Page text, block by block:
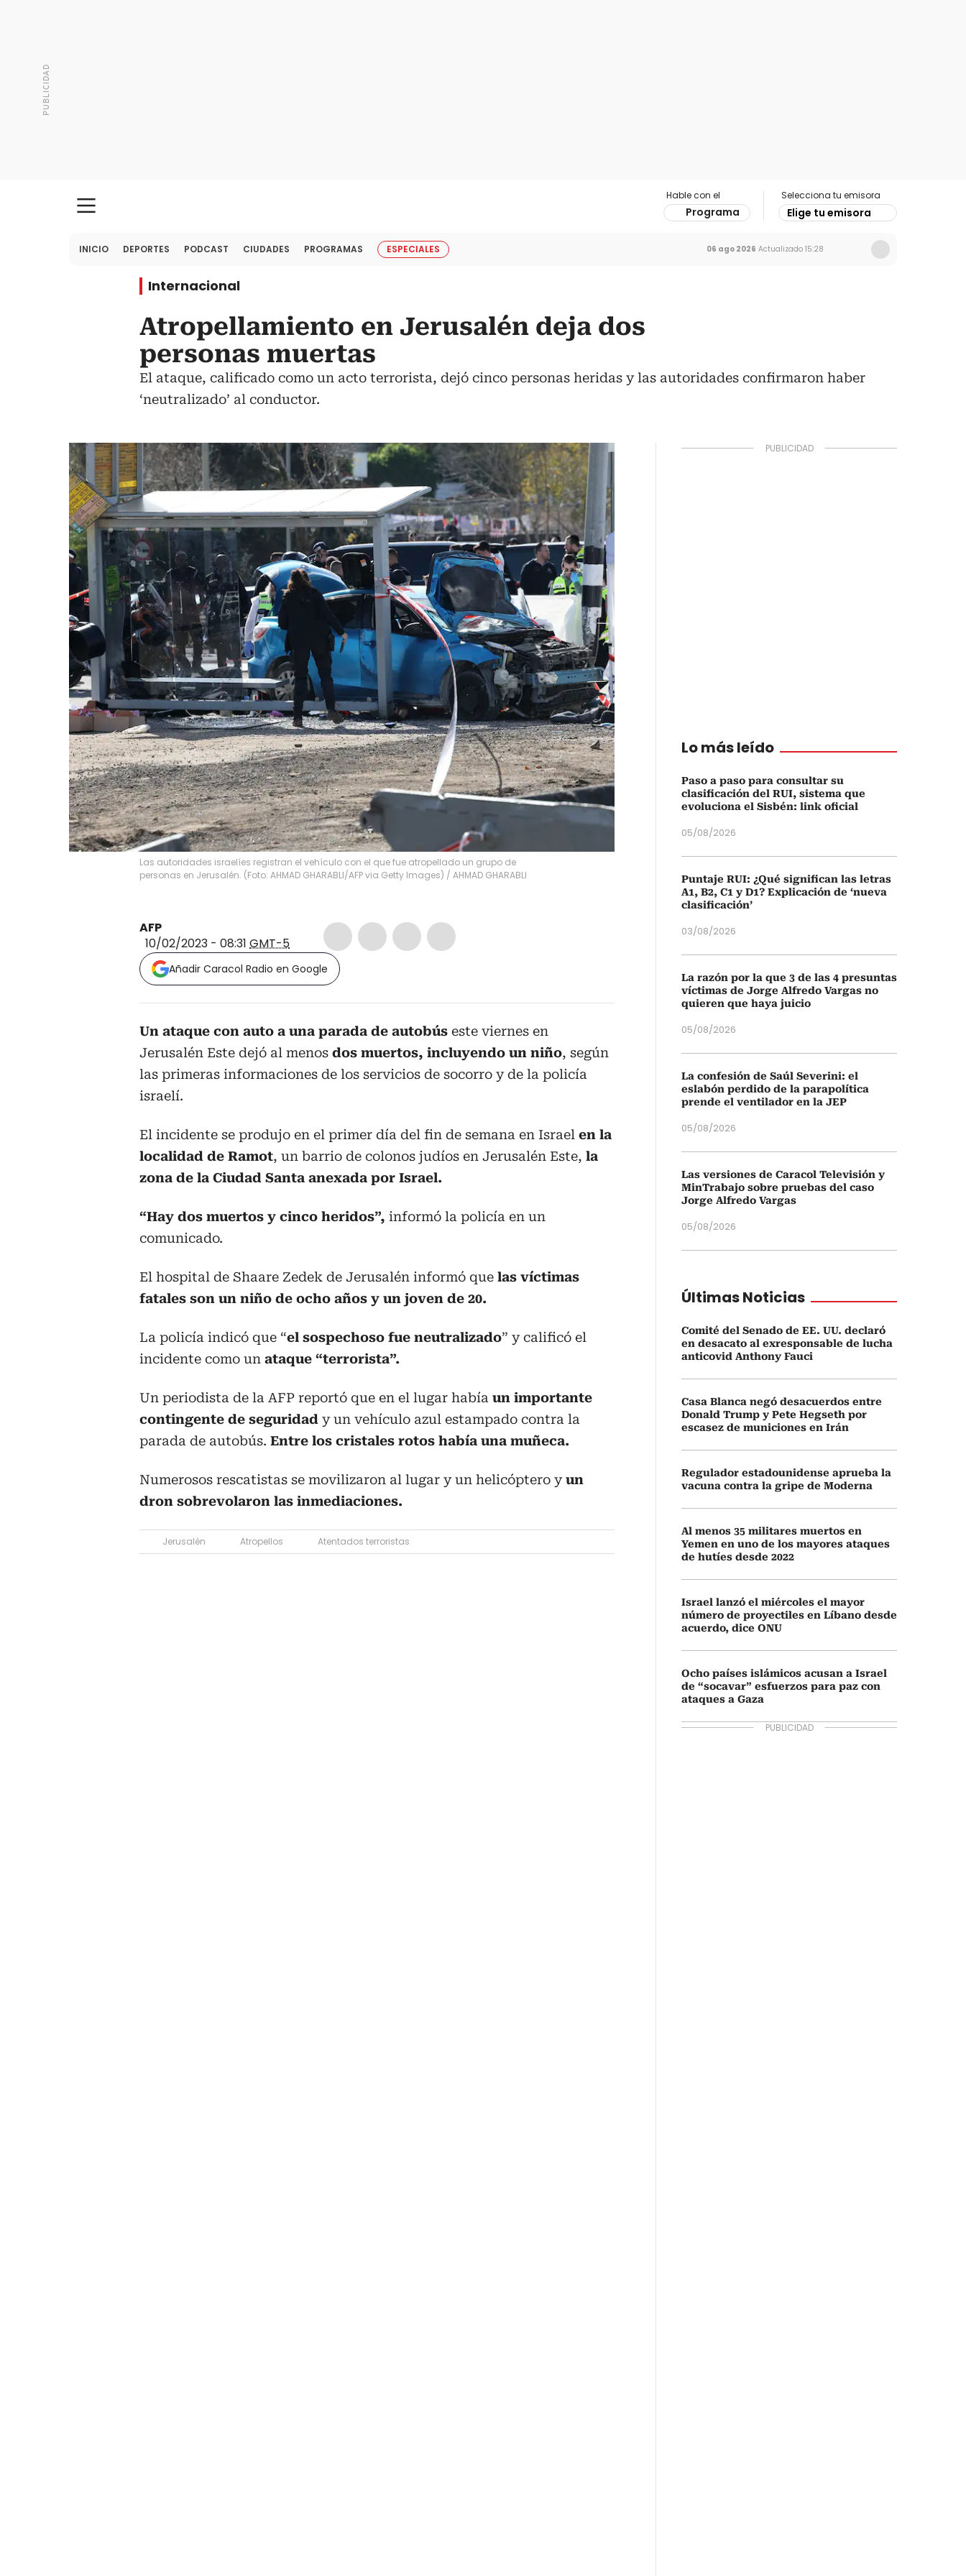
Hable con el
Programa
Selecciona tu emisora
Elige tu emisora
INICIO DEPORTES PODCAST CIUDADES PROGRAMAS ESPECIALES 06 ago 2026 Actualizado 15:28
Internacional
Atropellamiento en Jerusalén deja dos
personas muertas
El ataque, calificado como un acto terrorista, dejó cinco personas heridas y las autoridades confirmaron haber
‘neutralizado’ al conductor.
Las autoridades israelíes registran el vehículo con el que fue atropellado un grupo de
personas en Jerusalén. (Foto: AHMAD GHARABLI/AFP via Getty Images) / AHMAD GHARABLI
AFP
10/02/2023 - 08:31 GMT-5
Añadir Caracol Radio en Google
Un ataque con auto a una parada de autobús este viernes en
Jerusalén Este dejó al menos dos muertos, incluyendo un niño, según
las primeras informaciones de los servicios de socorro y de la policía
israelí.
El incidente se produjo en el primer día del fin de semana en Israel en la
localidad de Ramot, un barrio de colonos judíos en Jerusalén Este, la
zona de la Ciudad Santa anexada por Israel.
“Hay dos muertos y cinco heridos”, informó la policía en un
comunicado.
El hospital de Shaare Zedek de Jerusalén informó que las víctimas
fatales son un niño de ocho años y un joven de 20.
La policía indicó que “el sospechoso fue neutralizado” y calificó el
incidente como un ataque “terrorista”.
Un periodista de la AFP reportó que en el lugar había un importante
contingente de seguridad y un vehículo azul estampado contra la
parada de autobús. Entre los cristales rotos había una muñeca.
Numerosos rescatistas se movilizaron al lugar y un helicóptero yun
dron sobrevolaron las inmediaciones.
Jerusalén Atropellos Atentados terroristas
Lo más leído
Paso a paso para consultar su
clasificación del RUI, sistema que
evoluciona el Sisbén: link oficial
05/08/2026
Puntaje RUI: ¿Qué significan las letras
A1, B2, C1 y D1? Explicación de ‘nueva
clasificación’
03/08/2026
La razón por la que 3 de las 4 presuntas
víctimas de Jorge Alfredo Vargas no
quieren que haya juicio
05/08/2026
La confesión de Saúl Severini: el
eslabón perdido de la parapolítica
prende el ventilador en la JEP
05/08/2026
Las versiones de Caracol Televisión y
MinTrabajo sobre pruebas del caso
Jorge Alfredo Vargas
05/08/2026
Últimas Noticias
Comité del Senado de EE. UU. declaró
en desacato al exresponsable de lucha
anticovid Anthony Fauci
Casa Blanca negó desacuerdos entre
Donald Trump y Pete Hegseth por
escasez de municiones en Irán
Regulador estadounidense aprueba la
vacuna contra la gripe de Moderna
Al menos 35 militares muertos en
Yemen en uno de los mayores ataques
de hutíes desde 2022
Israel lanzó el miércoles el mayor
número de proyectiles en Líbano desde
acuerdo, dice ONU
Ocho países islámicos acusan a Israel
de “socavar” esfuerzos para paz con
ataques a Gaza